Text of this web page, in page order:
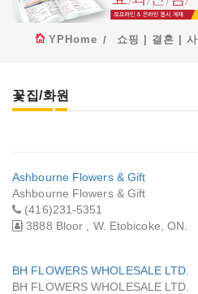
YPHome 쇼핑 | 결혼 |
꽃집/화원
Ashbourne Flowers & Gift
Ashbourne Flowers & Gift
(416)231-5351
3888 Bloor , W. Etobicoke, ON.
BH FLOWERS WHOLESALE LTD.
BH FLOWERS WHOLESALE LTD.